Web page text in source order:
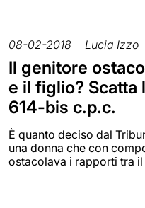
08-02-2018 Lucia Izzo
Il genitore
e il figlio? Scatta
614-bis c.p.c.
È quanto deciso dal
una donna che con
ostacolava i rapporti tra